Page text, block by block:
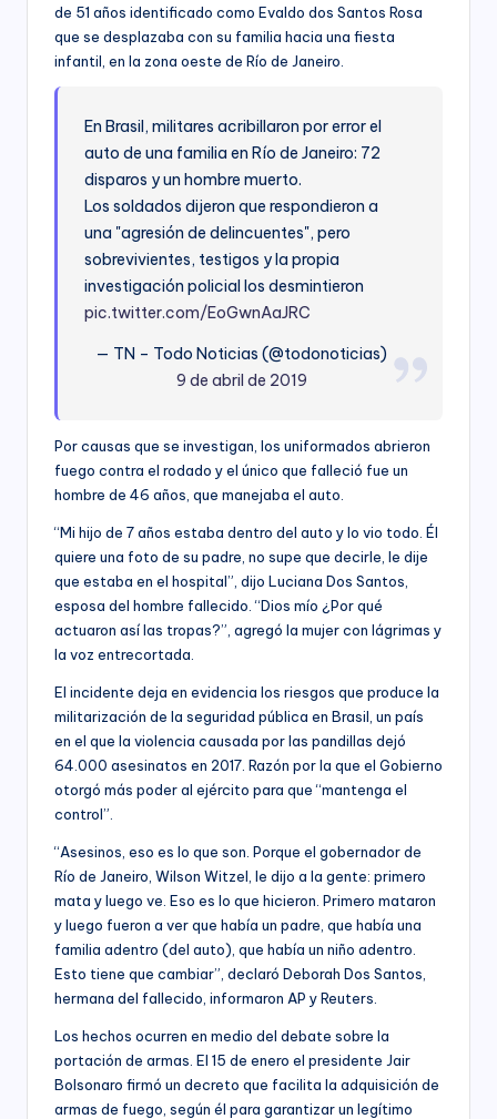
de 51 años identificado como Evaldo dos Santos Rosa
que se desplazaba con su familia hacia una fiesta
infantil, en la zona oeste de Río de Janeiro.
En Brasil, militares acribillaron por error el
auto de una familia en Río de Janeiro: 72
disparos y un hombre muerto.
Los soldados dijeron que respondieron a
una "agresión de delincuentes", pero
sobrevivientes, testigos y la propia
investigación policial los desmintieron
pic.twitter.com/EoGwnAaJRC
— TN – Todo Noticias (@todonoticias)
9 de abril de 2019
Por causas que se investigan, los uniformados abrieron
fuego contra el rodado y el único que falleció fue un
hombre de 46 años, que manejaba el auto.
“Mi hijo de 7 años estaba dentro del auto y lo vio todo. Él
quiere una foto de su padre, no supe que decirle, le dije
que estaba en el hospital”, dijo Luciana Dos Santos,
esposa del hombre fallecido. “Dios mío ¿Por qué
actuaron así las tropas?”, agregó la mujer con lágrimas y
la voz entrecortada.
El incidente deja en evidencia los riesgos que produce la
militarización de la seguridad pública en Brasil, un país
en el que la violencia causada por las pandillas dejó
64.000 asesinatos en 2017. Razón por la que el Gobierno
otorgó más poder al ejército para que “mantenga el
control”.
“Asesinos, eso es lo que son. Porque el gobernador de
Río de Janeiro, Wilson Witzel, le dijo a la gente: primero
mata y luego ve. Eso es lo que hicieron. Primero mataron
y luego fueron a ver que había un padre, que había una
familia adentro (del auto), que había un niño adentro.
Esto tiene que cambiar”, declaró Deborah Dos Santos,
hermana del fallecido, informaron AP y Reuters.
Los hechos ocurren en medio del debate sobre la
portación de armas. El 15 de enero el presidente Jair
Bolsonaro firmó un decreto que facilita la adquisición de
armas de fuego, según él para garantizar un legítimo